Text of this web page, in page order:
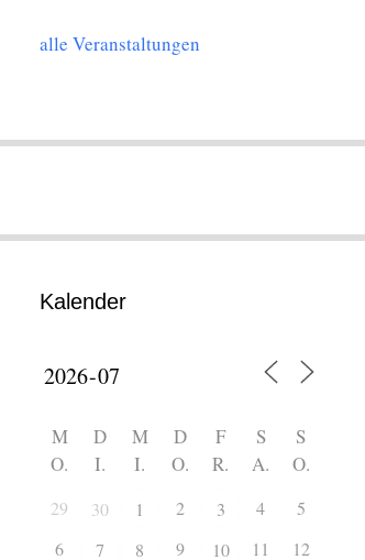
alle Veranstaltungen
Kalender
M
O.
D
I.
M
I.
D
O.
F
R.
S
A.
S
O.
29 30 1 2 3 4
5
6
7 8 9 10 11 12